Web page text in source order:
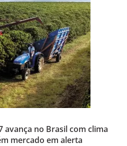
avança no Brasil com clima
mercado em alerta